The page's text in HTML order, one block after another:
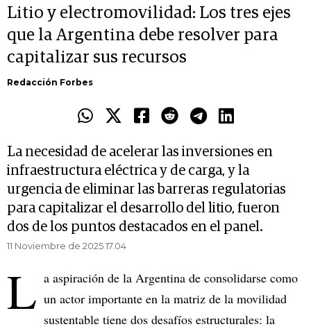
Litio y electromovilidad: Los tres ejes
que la Argentina debe resolver para
capitalizar sus recursos
Redacción Forbes
La necesidad de acelerar las inversiones en
infraestructura eléctrica y de carga, y la
urgencia de eliminar las barreras regulatorias
para capitalizar el desarrollo del litio, fueron
dos de los puntos destacados en el panel.
11 Noviembre de 2025 17.04
L a aspiración de la Argentina de consolidarse como
un actor importante en la matriz de la movilidad
sustentable tiene dos desafíos estructurales: la